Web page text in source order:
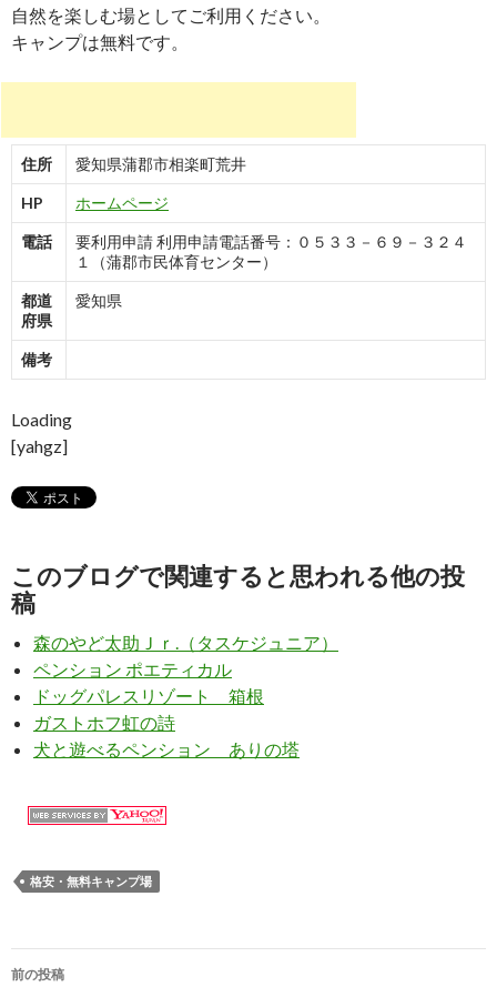
自然を楽しむ場としてご利用ください。
キャンプは無料です。
住所 愛知県蒲郡市相楽町荒井
HP ホームページ
電話
要利用申請 利用申請電話番号：０５３３－６９－３２４
１（蒲郡市民体育センター）
都道
府県
愛知県
備考
Loading
[yahgz]
このブログで関連すると思われる他の投
稿
森のやど太助Ｊｒ.（タスケジュニア）
ペンション ポエティカル
ドッグパレスリゾート 箱根
ガストホフ虹の詩
犬と遊べるペンション ありの塔
格安・無料キャンプ場
前の投稿